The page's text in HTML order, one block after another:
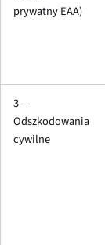
prywatny EAA)
3 —
Odszkodowania
cywilne